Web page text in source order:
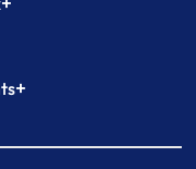
+